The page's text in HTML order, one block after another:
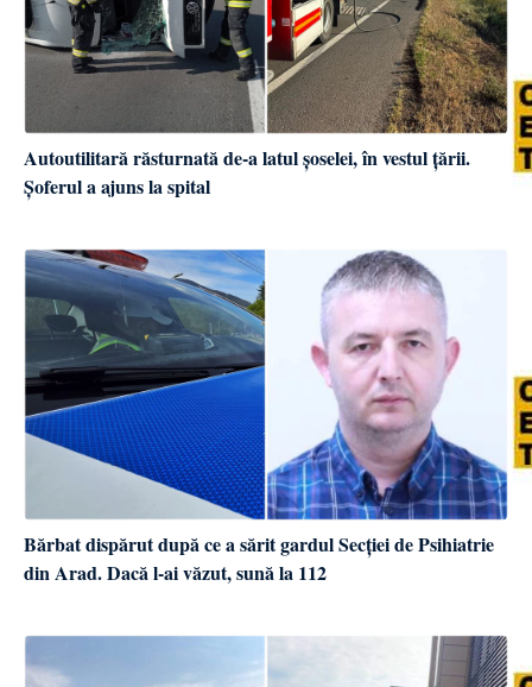
Autoutilitară răsturnată de-a latul șoselei, în vestul țării.
Șoferul a ajuns la spital
Bărbat dispărut după ce a sărit gardul Secției de Psihiatrie
din Arad. Dacă l-ai văzut, sună la 112